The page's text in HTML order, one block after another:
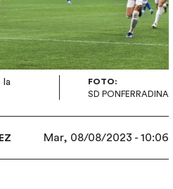
la
FOTO:
SD PONFERRADINA
Mar, 08/08/2023 - 10:06